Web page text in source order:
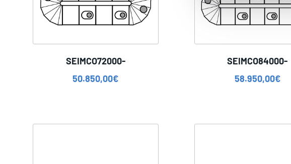
SEIMCO72000-
50.850,00€
SEIMCO84000-
58.950,00€